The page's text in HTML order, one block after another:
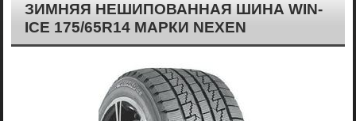
ЗИМНЯЯ НЕШИПОВАННАЯ ШИНА WIN-
ICE 175/65R14 МАРКИ NEXEN